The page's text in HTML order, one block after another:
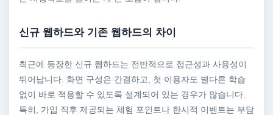
신규 웹하드와 기존 웹하드의 차이
최근에 등장한 신규 웹하드는 전반적으로 접근성과 사용성이
뛰어납니다. 화면 구성은 간결하고, 첫 이용자도 별다른 학습
없이 바로 적응할 수 있도록 설계되어 있는 경우가 많습니다.
특히, 가입 직후 제공되는 체험 포인트나 한시적 이벤트는 부담